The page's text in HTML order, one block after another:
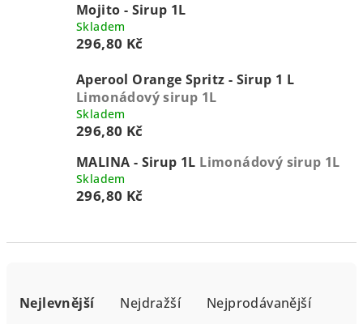
Mojito - Sirup 1L
Skladem
296,80 Kč
Aperool Orange Spritz - Sirup 1 L
Limonádový sirup 1L
Skladem
296,80 Kč
MALINA - Sirup 1L Limonádový sirup 1L
Skladem
296,80 Kč
Nejlevnější Nejdražší Nejprodávanější